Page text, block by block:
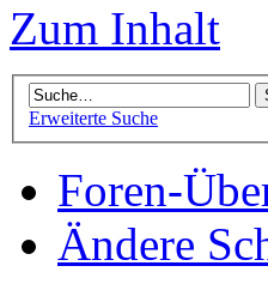
Zum Inhalt
Erweiterte Suche
Foren-
Ändere